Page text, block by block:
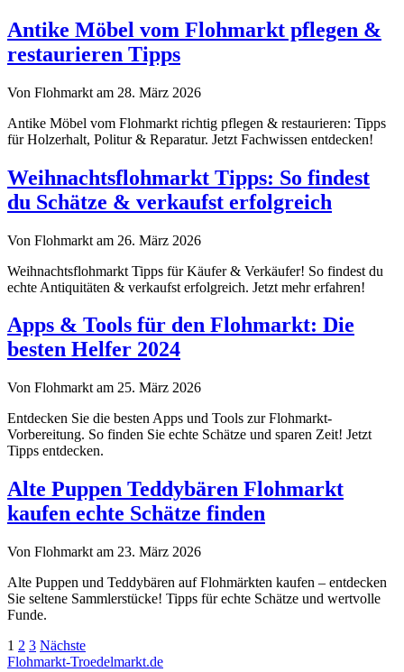
Antike Möbel vom Flohmarkt pflegen &
restaurieren Tipps
Von Flohmarkt am 28. März 2026
Antike Möbel vom Flohmarkt richtig pflegen & restaurieren: Tipps
für Holzerhalt, Politur & Reparatur. Jetzt Fachwissen entdecken!
Weihnachtsflohmarkt Tipps: So findest
du Schätze & verkaufst erfolgreich
Von Flohmarkt am 26. März 2026
Weihnachtsflohmarkt Tipps für Käufer & Verkäufer! So findest du
echte Antiquitäten & verkaufst erfolgreich. Jetzt mehr erfahren!
Apps & Tools für den Flohmarkt: Die
besten Helfer 2024
Von Flohmarkt am 25. März 2026
Entdecken Sie die besten Apps und Tools zur Flohmarkt-
Vorbereitung. So finden Sie echte Schätze und sparen Zeit! Jetzt
Tipps entdecken.
Alte Puppen Teddybären Flohmarkt
kaufen echte Schätze finden
Von Flohmarkt am 23. März 2026
Alte Puppen und Teddybären auf Flohmärkten kaufen – entdecken
Sie seltene Sammlerstücke! Tipps für echte Schätze und wertvolle
Funde.
Seitennummerierung
1 2 3 Nächste
Flohmarkt-Troedelmarkt.de